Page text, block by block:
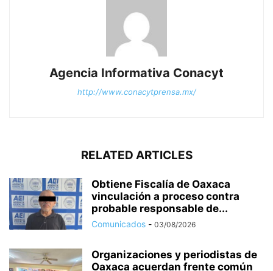
Agencia Informativa Conacyt
http://www.conacytprensa.mx/
RELATED ARTICLES
Obtiene Fiscalía de Oaxaca
vinculación a proceso contra
probable responsable de...
Comunicados - 03/08/2026
Organizaciones y periodistas de
Oaxaca acuerdan frente común